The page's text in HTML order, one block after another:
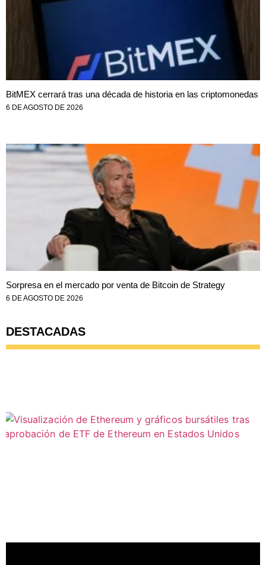
BitMEX cerrará tras una década de historia en las criptomonedas
6 DE AGOSTO DE 2026
Sorpresa en el mercado por venta de Bitcoin de Strategy
6 DE AGOSTO DE 2026
DESTACADAS